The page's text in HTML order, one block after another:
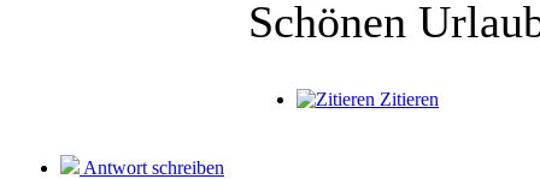
Schönen
Zitieren
Antwort schreiben